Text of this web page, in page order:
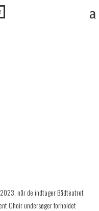
når de indtager Bådteatret
Choir undersøger forholdet